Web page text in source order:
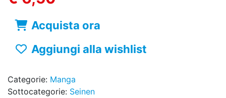
Acquista ora
Aggiungi alla wishlist
Categorie: Manga
Sottocategorie: Seinen